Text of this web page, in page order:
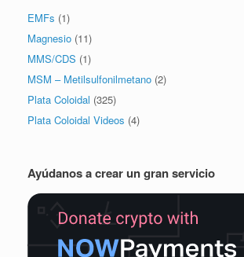
EMFs (1)
Magnesio (11)
MMS/CDS (1)
MSM – Metilsulfonilmetano (2)
Plata Coloidal (325)
Plata Coloidal Videos (4)
Ayúdanos a crear un gran servicio